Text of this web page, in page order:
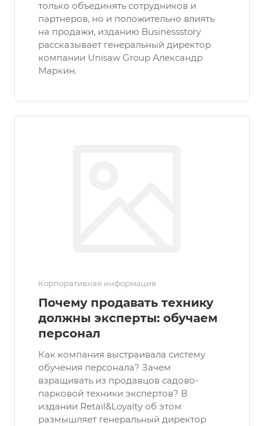
только объединять сотрудников и
партнеров, но и положительно влиять
на продажи, изданию Businessstory
рассказывает генеральный директор
компании Unisaw Group Александр
Маркин.
Корпоративная информация
Почему продавать технику
должны эксперты: обучаем
персонал
Как компания выстраивала систему
обучения персонала? Зачем
взращивать из продавцов садово-
парковой техники экспертов? В
издании Retail&Loyalty об этом
размышляет генеральный директор